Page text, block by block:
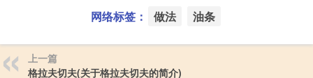
网络标签： 做法 油条
上一篇
格拉夫切夫(关于格拉夫切夫的简介)